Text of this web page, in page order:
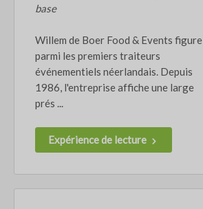
base
Willem de Boer Food & Events figure
parmi les premiers traiteurs
événementiels néerlandais. Depuis
1986, l'entreprise affiche une large
prés ...
Expérience de lecture